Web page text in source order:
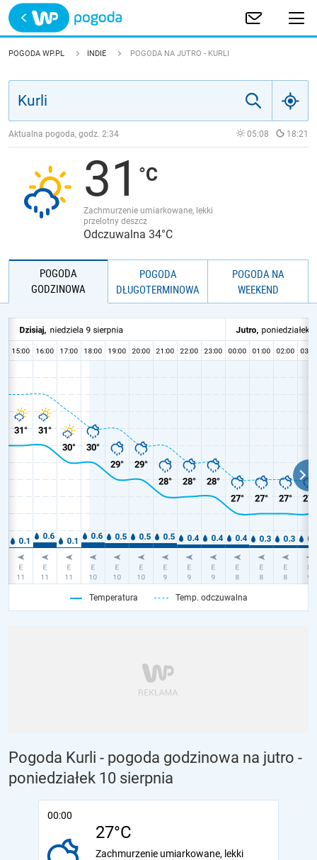
Trwa ładowanie
POLSKA
JAKOŚĆ POWIETRZA
POGODA WP.PL INDIE POGODA NA JUTRO - KURLI
Aktualna pogoda, godz. 2:34 05:08 18:21
31
Zachmurzenie umiarkowane, lekki
przelotny deszcz
Odczuwalna 34°C
POGODA
GODZINOWA
POGODA
DŁUGOTERMINOWA
POGODA NA
WEEKEND
Temperatura Temp. odczuwalna
Pogoda Kurli - pogoda godzinowa na jutro -
poniedziałek 10 sierpnia
00:00
27°C
Zachmurzenie umiarkowane, lekki